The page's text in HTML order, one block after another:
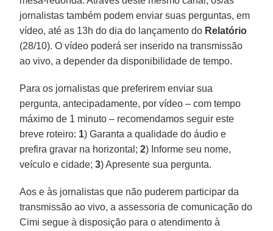
jornalistas também podem enviar suas perguntas, em
vídeo, até as 13h do dia do lançamento do Relatório
(28/10). O vídeo poderá ser inserido na transmissão
ao vivo, a depender da disponibilidade de tempo.
Para os jornalistas que preferirem enviar sua
pergunta, antecipadamente, por vídeo – com tempo
máximo de 1 minuto – recomendamos seguir este
breve roteiro: 1) Garanta a qualidade do áudio e
prefira gravar na horizontal;2) Informe seu nome,
veículo e cidade;3) Apresente sua pergunta.
Aos e às jornalistas que não puderem participar da
transmissão ao vivo, a assessoria de comunicação do
Cimi segue à disposição para o atendimento à